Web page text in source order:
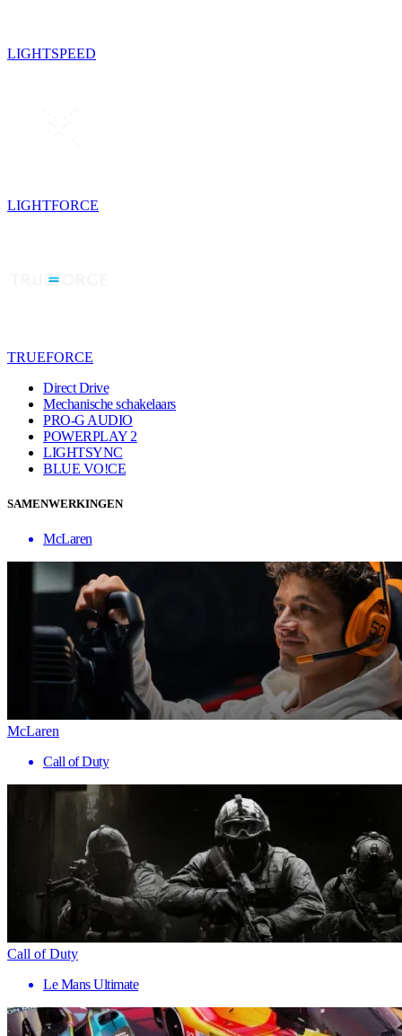
LIGHTSPEED
LIGHTFORCE
TRUEFORCE
Direct Drive
Mechanische schakelaars
PRO-G AUDIO
POWERPLAY 2
LIGHTSYNC
BLUE VO!CE
SAMENWERKINGEN
McLaren
McLaren
Call of Duty
Call of Duty
Le Mans Ultimate